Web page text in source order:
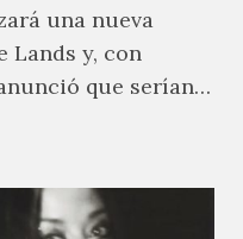
una nueva
Lands y, con
que serían